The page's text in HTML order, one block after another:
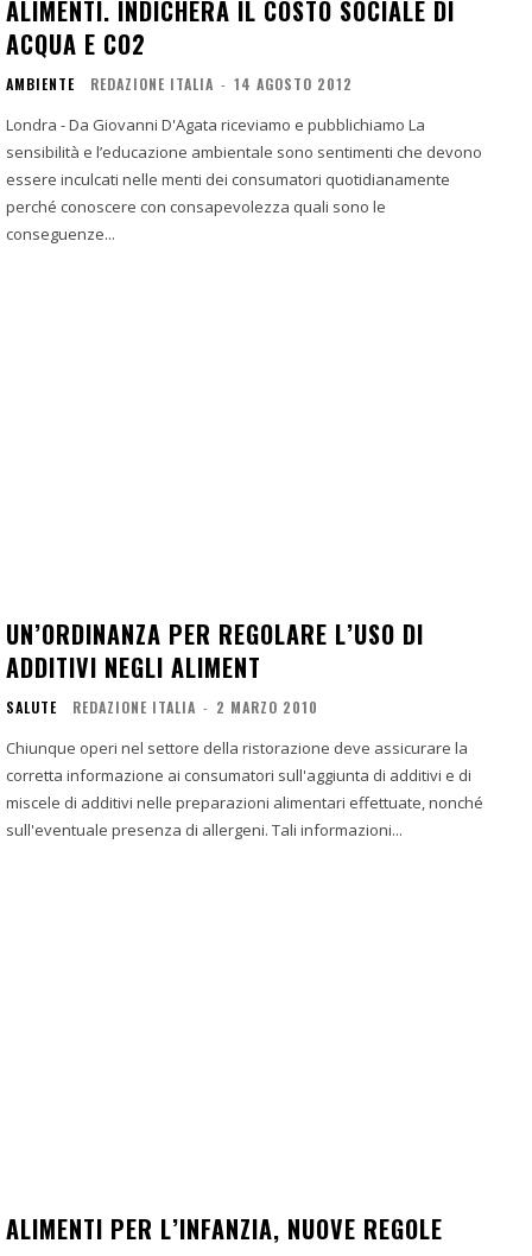
ALIMENTI. INDICHERÀ IL COSTO SOCIALE DI
ACQUA E CO2
AMBIENTE REDAZIONE ITALIA - 14 AGOSTO 2012
Londra - Da Giovanni D'Agata riceviamo e pubblichiamo La
sensibilità e l’educazione ambientale sono sentimenti che devono
essere inculcati nelle menti dei consumatori quotidianamente
perché conoscere con consapevolezza quali sono le
conseguenze...
UN’ORDINANZA PER REGOLARE L’USO DI
ADDITIVI NEGLI ALIMENT
SALUTE REDAZIONE ITALIA - 2 MARZO 2010
Chiunque operi nel settore della ristorazione deve assicurare la
corretta informazione ai consumatori sull'aggiunta di additivi e di
miscele di additivi nelle preparazioni alimentari effettuate, nonché
sull'eventuale presenza di allergeni. Tali informazioni...
ALIMENTI PER L’INFANZIA, NUOVE REGOLE